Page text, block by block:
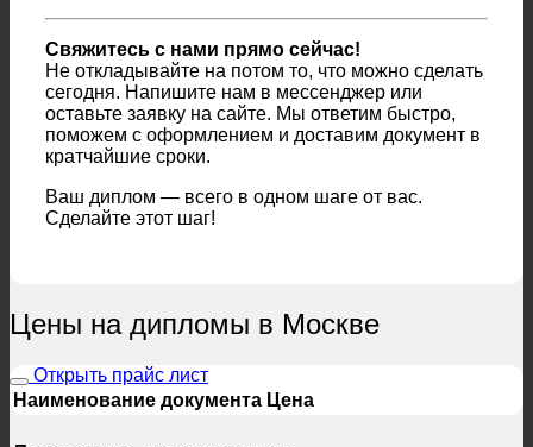
Свяжитесь с нами прямо сейчас!
Не откладывайте на потом то, что можно сделать
сегодня. Напишите нам в мессенджер или
оставьте заявку на сайте. Мы ответим быстро,
поможем с оформлением и доставим документ в
кратчайшие сроки.
Ваш диплом — всего в одном шаге от вас.
Сделайте этот шаг!
Цены на дипломы в Москве
Открыть прайс лист
Наименование документа Цена